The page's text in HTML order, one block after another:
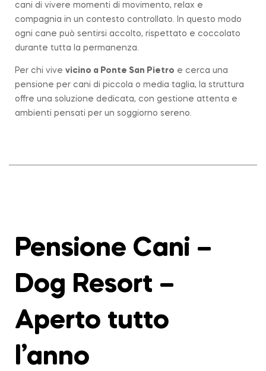
cani di vivere momenti di movimento, relax e
compagnia in un contesto controllato. In questo modo
ogni cane può sentirsi accolto, rispettato e coccolato
durante tutta la permanenza.
Per chi vive vicino a Ponte San Pietro e cerca una
pensione per cani di piccola o media taglia, la struttura
offre una soluzione dedicata, con gestione attenta e
ambienti pensati per un soggiorno sereno.
Pensione Cani –
Dog Resort –
Aperto tutto
l’anno